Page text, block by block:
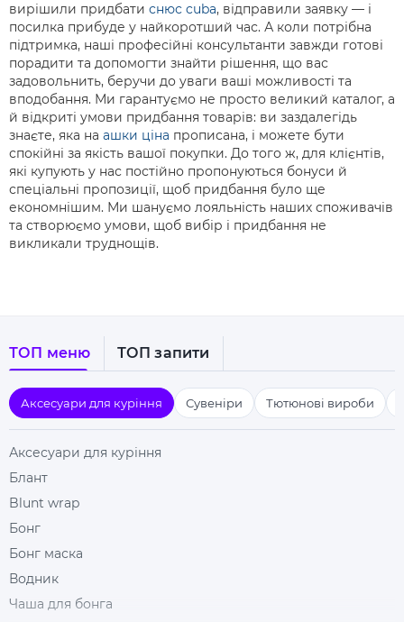
вирішили придбати снюс cuba, відправили заявку — і
посилка прибуде у найкоротший час. А коли потрібна
підтримка, наші професійні консультанти завжди готові
порадити та допомогти знайти рішення, що вас
задовольнить, беручи до уваги ваші можливості та
вподобання. Ми гарантуємо не просто великий каталог, а
й відкриті умови придбання товарів: ви заздалегідь
знаєте, яка на ашки ціна прописана, і можете бути
спокійні за якість вашої покупки. До того ж, для клієнтів,
які купують у нас постійно пропонуються бонуси й
спеціальні пропозиції, щоб придбання було ще
економнішим. Ми шануємо лояльність наших споживачів
та створюємо умови, щоб вибір і придбання не
викликали труднощів.
ТОП меню ТОП запити
Аксесуари для куріння Сувеніри Тютюнові вироби
Аксесуари для куріння
Блант
Blunt wrap
Бонг
Бонг маска
Водник
Чаша для бонга